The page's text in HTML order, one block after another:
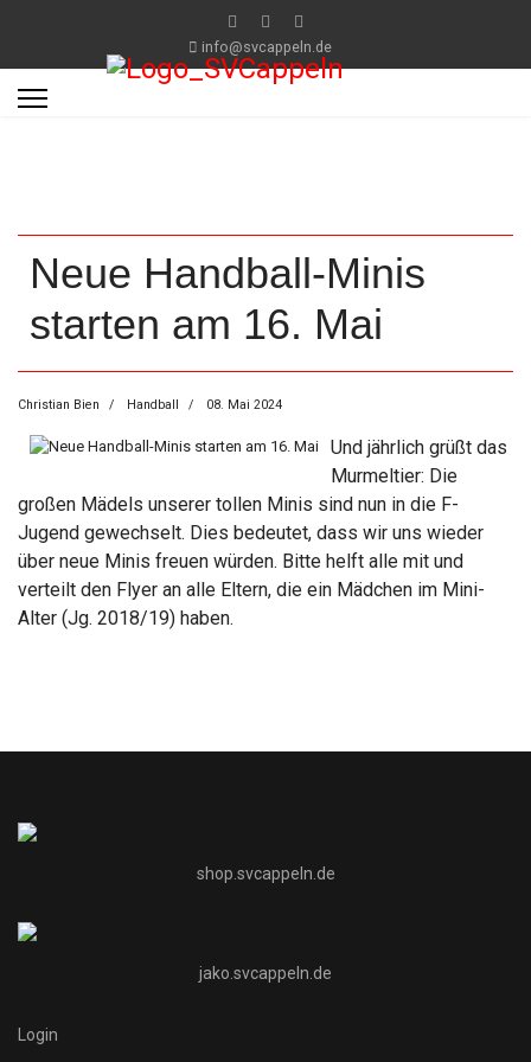
info@svcappeln.de
Neue Handball-Minis
starten am 16. Mai
Christian Bien Handball 08. Mai 2024
Und jährlich grüßt das
Murmeltier: Die
großen Mädels unserer tollen Minis sind nun in die F-
Jugend gewechselt. Dies bedeutet, dass wir uns wieder
über neue Minis freuen würden. Bitte helft alle mit und
verteilt den Flyer an alle Eltern, die ein Mädchen im Mini-
Alter (Jg. 2018/19) haben.
shop.svcappeln.de
jako.svcappeln.de
Login